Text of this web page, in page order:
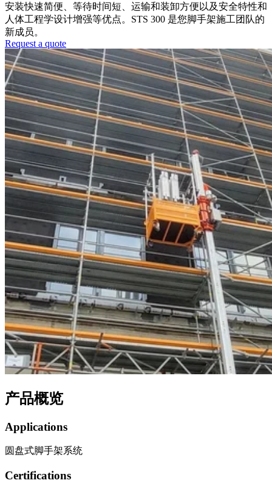
安装快速简便、等待时间短、运输和装卸方便以及安全特性和
人体工程学设计增强等优点。STS 300 是您脚手架施工团队的
新成员。
Request a quote
产品概览
Applications
圆盘式脚手架系统
Certifications